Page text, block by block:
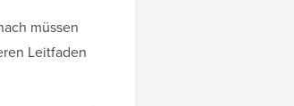
müssen
Leitfaden